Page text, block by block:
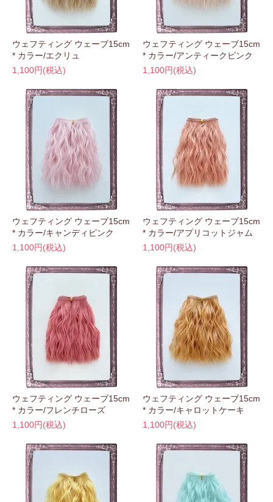
ウェフティング ウェーブ15cm
* カラー/エクリュ
1,100円(税込)
ウェフティング ウェーブ15cm
* カラー/アンティークピンク
1,100円(税込)
ウェフティング ウェーブ15cm
* カラー/キャンディピンク
1,100円(税込)
ウェフティング ウェーブ15cm
* カラー/アプリコットジャム
1,100円(税込)
ウェフティング ウェーブ15cm
* カラー/フレンチローズ
1,100円(税込)
ウェフティング ウェーブ15cm
* カラー/キャロットケーキ
1,100円(税込)